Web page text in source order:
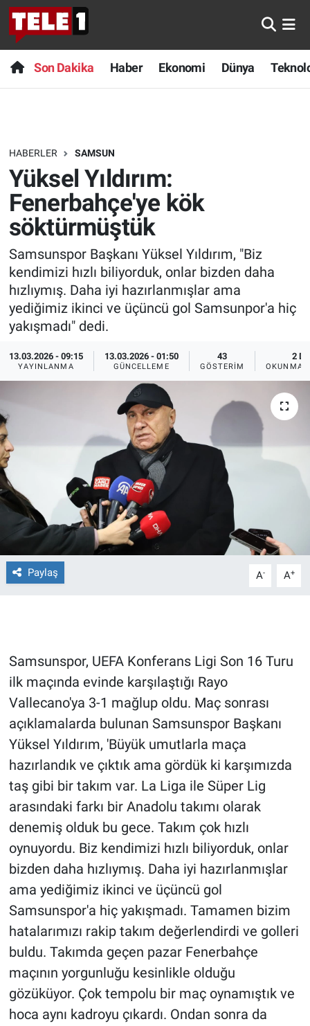
Son Dakika Haber Ekonomi Dünya
HABERLER SAMSUN
Yüksel Yıldırım:
Fenerbahçe'ye kök
söktürmüştük
Samsunspor Başkanı Yüksel Yıldırım, "Biz
kendimizi hızlı biliyorduk, onlar bizden daha
hızlıymış. Daha iyi hazırlanmışlar ama
yediğimiz ikinci ve üçüncü gol Samsunpor'a hiç
yakışmadı" dedi.
13.03.2026 - 09:15
YAYINLANMA
13.03.2026 - 01:50
GÜNCELLEME
43
GÖSTERIM
2 DK
OKUNMA
Paylaş A- A+
Samsunspor, UEFA Konferans Ligi Son 16 Turu
ilk maçında evinde karşılaştığı Rayo
Vallecano'ya 3-1 mağlup oldu. Maç sonrası
açıklamalarda bulunan Samsunspor Başkanı
Yüksel Yıldırım, 'Büyük umutlarla maça
hazırlandık ve çıktık ama gördük ki karşımızda
taş gibi bir takım var. La Liga ile Süper Lig
arasındaki farkı bir Anadolu takımı olarak
denemiş olduk bu gece. Takım çok hızlı
oynuyordu. Biz kendimizi hızlı biliyorduk, onlar
bizden daha hızlıymış. Daha iyi hazırlanmışlar
ama yediğimiz ikinci ve üçüncü gol
Samsunspor'a hiç yakışmadı. Tamamen bizim
hatalarımızı rakip takım değerlendirdi ve golleri
buldu. Takımda geçen pazar Fenerbahçe
maçının yorgunluğu kesinlikle olduğu
gözüküyor. Çok tempolu bir maç oynamıştık ve
hoca aynı kadroyu çıkardı. Ondan sonra da
Anında Manşet
Başka Sohbetler
Bilim turu
Bilim ve Teknoloji Evreni
Doğa Konuşuyor
Dünya
Ege Saati
Ege'den Esintiler
Eğitim
Ekonomi
Forum
Gerçeğin İzinde
Gün Başlıyor
Gün Bitiyor
Gündem Özel
Günün görüntüsü
Haber
İlan
Kimdir
Koronavirüs
Kültür Sanat
Ne demişti
Nedir
Popüler
Programlar
Son Dakika
Haber
Dünya
Teknoloji
Sağlık
Spor
Yayın Akışı
İletişim
Nöbetçi Eczaneler
Hava Durumu
Trafik Durumu
Süper Lig Puan Durumu ve Fikstür
Tüm Manşetler
Son Dakika Haberleri
Haber Arşivi